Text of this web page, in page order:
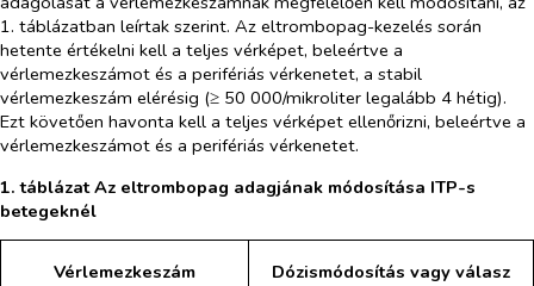
1. táblázatban leírtak szerint. Az eltrombopag-kezelés során
hetente értékelni kell a teljes vérképet, beleértve a
vérlemezkeszámot és a perifériás vérkenetet, a stabil
vérlemezkeszám elérésig (≥ 50 000/mikroliter legalább 4 hétig).
Ezt követően havonta kell a teljes vérképet ellenőrizni, beleértve a
vérlemezkeszámot és a perifériás vérkenetet.
1. táblázat Az eltrombopag adagjának módosítása ITP-s
betegeknél
Vérlemezkeszám Dózismódosítás vagy válasz